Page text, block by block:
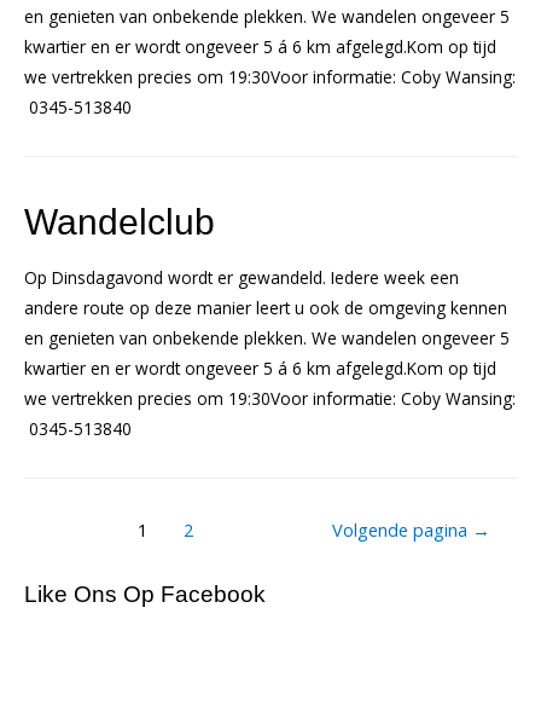
en genieten van onbekende plekken. We wandelen ongeveer 5
kwartier en er wordt ongeveer 5 á 6 km afgelegd.Kom op tijd
we vertrekken precies om 19:30Voor informatie: Coby Wansing:
0345-513840
Wandelclub
Op Dinsdagavond wordt er gewandeld. Iedere week een
andere route op deze manier leert u ook de omgeving kennen
en genieten van onbekende plekken. We wandelen ongeveer 5
kwartier en er wordt ongeveer 5 á 6 km afgelegd.Kom op tijd
we vertrekken precies om 19:30Voor informatie: Coby Wansing:
0345-513840
Berichtnavigatie1 2 Volgende pagina →
Like Ons Op Facebook